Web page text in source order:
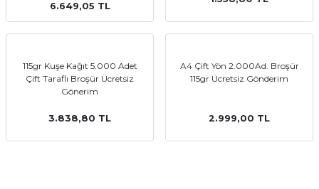
6.649,05 TL
115gr Kuşe Kağıt 5.000 Adet
Çift Taraflı Broşür Ücretsiz
Gönerim
3.838,80 TL
A4 Çift Yön 2.000Ad. Broşür
115gr Ücretsiz Gönderim
2.999,00 TL